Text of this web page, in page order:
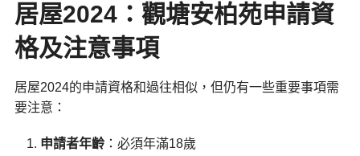
居屋2024：觀塘安柏苑申請資
格及注意事項
居屋2024的申請資格和過往相似，但仍有一些重要事項需
要注意：
申請者年齡：必須年滿18歲